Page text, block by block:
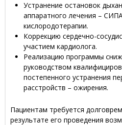
Устранение остановок
аппаратного лечения –
кислородотерапии.
Коррекцию сердечно-
участием кардиолога.
Реализацию программы
руководством
постепенного устранения
расстройств – ожирения.
Пациентам требуется
результате его проведения